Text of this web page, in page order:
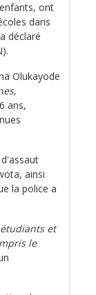
ont
dans
déclaré
Olukayode
ans,
ainsi
la police a
et
le